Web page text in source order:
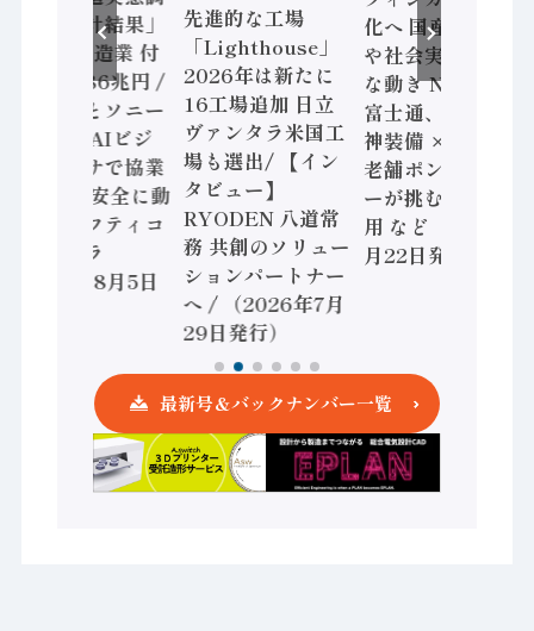
査二次集計結果」
2024年製造業 付
加価値額86兆円 /
三菱電機とソニー
セミコン AIビジ
ョンセンサで協業
/ IDEC、安全に動
かすセーフティコ
ントローラ
（2026年8月5日
先進的な工場
「Lighthouse」
2026年は新たに
16工場追加 日立
ヴァンタラ米国工
場も選出/ 【イン
タビュー】
RYODEN 八道常
務 共創のソリュー
ションパートナー
へ / （2026年7月
29日発行）
化へ 国産AI開発
や社会実装に活発
な動き Noetra、
富士通、日立 / 兵
神装備 × HMS、
老舗ポンプメーカ
ーが挑むデータ活
用 など（2026年7
月22日発行）
最新号＆バックナンバー一覧